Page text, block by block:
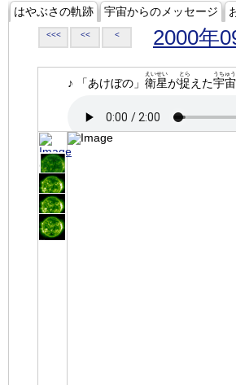
はやぶさの軌跡 宇宙からのメッセージ
<<< << < 2000年
♪ 「あけぼの」 衛星
えいせい
が捉
とら
えた宇宙
うちゅう